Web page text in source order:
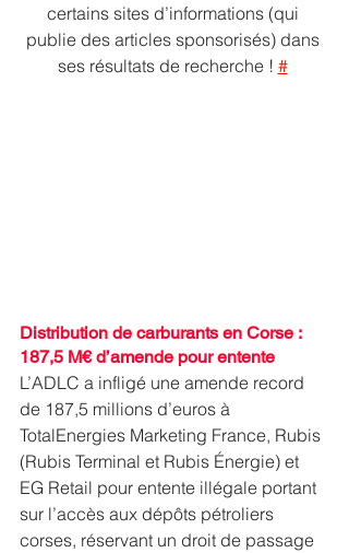
certains sites d’informations (qui
publie des articles sponsorisés) dans
ses résultats de recherche ! #
Distribution de carburants en Corse :
187,5 M€ d’amende pour entente
L’ADLC a infligé une amende record
de 187,5 millions d’euros à
TotalEnergies Marketing France, Rubis
(Rubis Terminal et Rubis Énergie) et
EG Retail pour entente illégale portant
sur l’accès aux dépôts pétroliers
corses, réservant un droit de passage